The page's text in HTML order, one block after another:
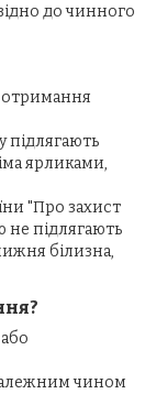
до чинного
підлягають
ярликами,
"Про захист
не підлягають
білизна,
чином